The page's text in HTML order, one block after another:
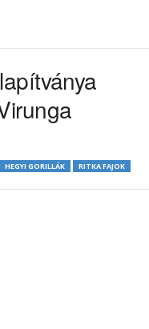
HEGYI GORILLÁK
RITKA FAJOK